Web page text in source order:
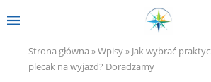
Strona główna »Wpisy» Jak wybrać
plecak na wyjazd? Doradzamy